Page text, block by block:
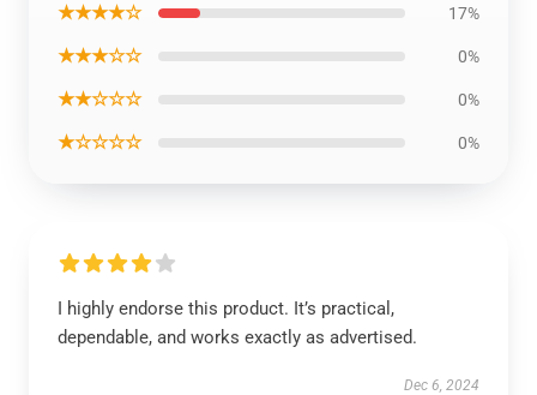
★★★★☆ 17%
★★★☆☆ 0%
★★☆☆☆ 0%
★☆☆☆☆ 0%
I highly endorse this product. It’s practical,
dependable, and works exactly as advertised.
Dec 6, 2024